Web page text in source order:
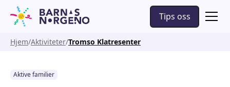
Tips oss
Hjem Aktiviteter Tromso Klatresenter
Aktive familier